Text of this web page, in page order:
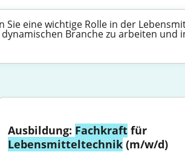
eine wichtige Rolle in der
Branche zu arbeiten und
Ausbildung: Fachkraft
Lebensmitteltechnik (m/w/d)